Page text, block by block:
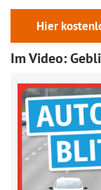
Hier
Im Video: